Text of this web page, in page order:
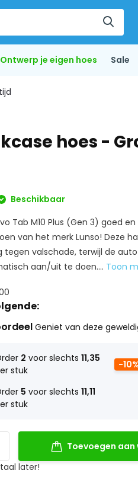
Ontwerp je eigen hoes Sale
hoes -
Beschikbaar
Tab M10 Plus (Gen 3) goed
van het merk Lunso! Deze
tegen valschade, terwijl de
aan/uit te doen.... Toon
0
Geniet van deze
2 voor slechts11,35
stuk
5 voor slechts11,11
stuk
-
Toevoegen
later!